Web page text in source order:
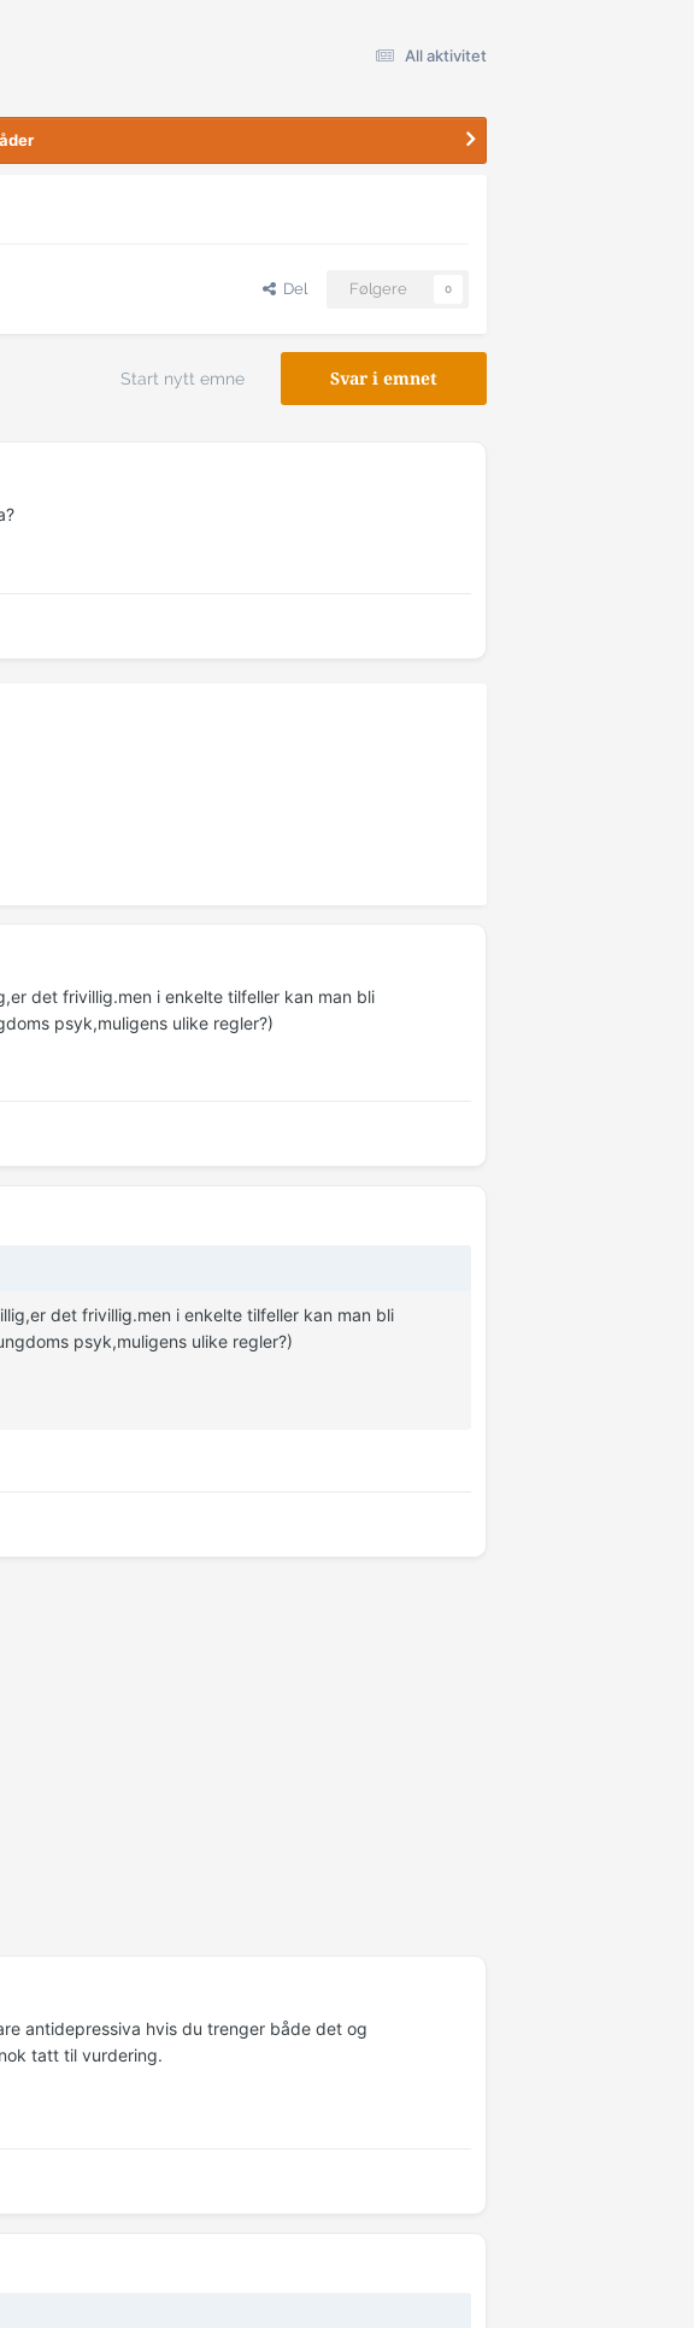
All aktivitet
Del Følgere 0
Svar i emnet
Start nytt emne
det frivillig.men i enkelte tilfeller kan man bli
psyk,muligens ulike regler?)
det frivillig.men i enkelte tilfeller kan man bli
psyk,muligens ulike regler?)
antidepressiva hvis du trenger både det og
tatt til vurdering.